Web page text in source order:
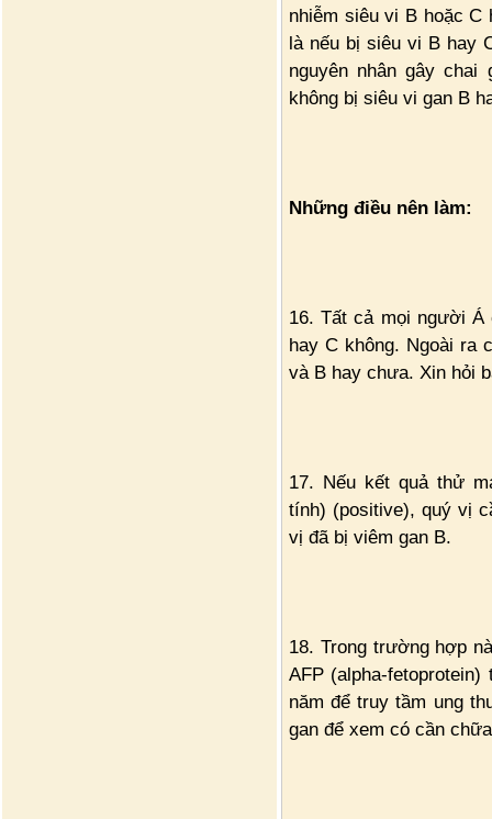
nhiễm siêu vi B hoặc C
là nếu bị siêu vi B hay
nguyên nhân gây
không bị siêu vi gan B
Những điều nên làm:
16. Tất cả mọi người
hay C không. Ngoài ra
và B hay chưa. Xin hỏi
17. Nếu kết quả thử
tính) (positive), quý vị
vị đã bị viêm gan B.
18. Trong trường hợp
AFP (alpha-
năm để truy tầm ung
gan để xem có cần